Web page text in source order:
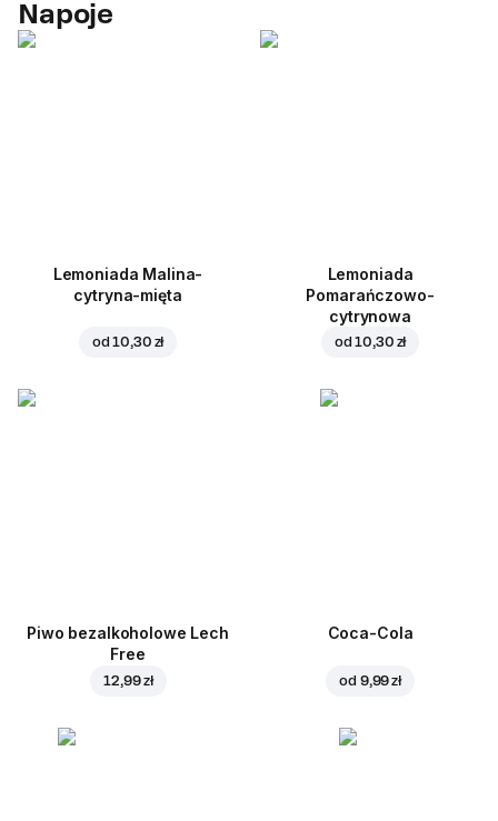
Napoje
Lemoniada Malina-
cytryna-mięta
od10,30 zł
Lemoniada
Pomarańczowo-
cytrynowa
od10,30 zł
Piwo bezalkoholowe Lech
Free
12,99 zł
Coca-Cola
od 9,99 zł